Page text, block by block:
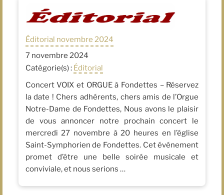
Éditorial novembre 2024
7 novembre 2024
Catégorie(s) : Éditorial
Concert VOIX et ORGUE à Fondettes – Réservez
la date ! Chers adhérents, chers amis de l’Orgue
Notre-Dame de Fondettes, Nous avons le plaisir
de vous annoncer notre prochain concert le
mercredi 27 novembre à 20 heures en l’église
Saint-Symphorien de Fondettes. Cet événement
promet d’être une belle soirée musicale et
conviviale, et nous serions …